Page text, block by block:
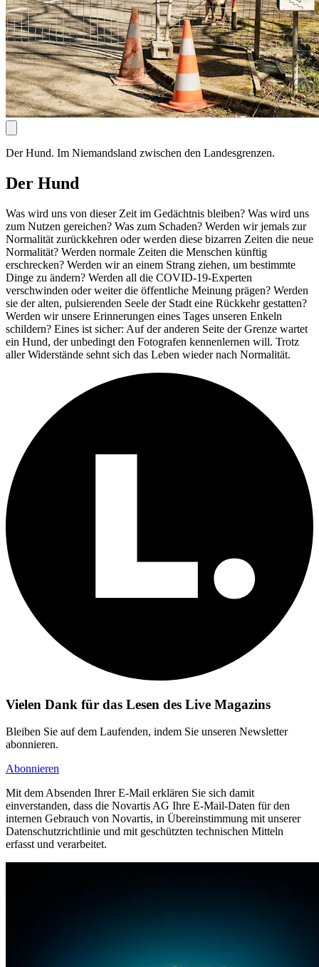
Der Hund. Im Niemandsland zwischen den Landesgrenzen.
Der Hund
Was wird uns von dieser Zeit im Gedächtnis bleiben? Was wird uns
zum Nutzen gereichen? Was zum Schaden? Werden wir jemals zur
Normalität zurückkehren oder werden diese bizarren Zeiten die neue
Normalität? Werden normale Zeiten die Menschen künftig
erschrecken? Werden wir an einem Strang ziehen, um bestimmte
Dinge zu ändern? Werden all die COVID-19-Experten
verschwinden oder weiter die öffentliche Meinung prägen? Werden
sie der alten, pulsierenden Seele der Stadt eine Rückkehr gestatten?
Werden wir unsere Erinnerungen eines Tages unseren Enkeln
schildern? Eines ist sicher: Auf der anderen Seite der Grenze wartet
ein Hund, der unbedingt den Fotografen kennenlernen will. Trotz
aller Widerstände sehnt sich das Leben wieder nach Normalität.
Vielen Dank für das Lesen des Live Magazins
Bleiben Sie auf dem Laufenden, indem Sie unseren Newsletter
abonnieren.
Abonnieren
Mit dem Absenden Ihrer E-Mail erklären Sie sich damit
einverstanden, dass die Novartis AG Ihre E-Mail-Daten für den
internen Gebrauch von Novartis, in Übereinstimmung mit unserer
Datenschutzrichtlinie und mit geschützten technischen Mitteln
erfasst und verarbeitet.